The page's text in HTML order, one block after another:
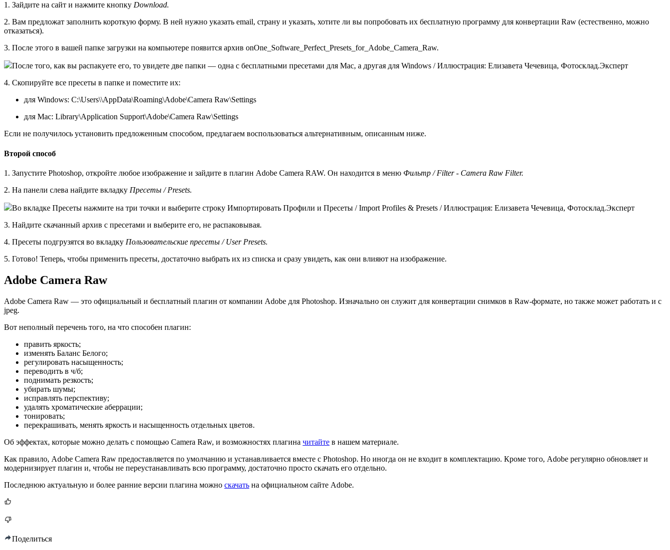
1. Зайдите на сайт и нажмите кнопку Download.
2. Вам предложат заполнить короткую форму. В ней нужно указать email, страну и указать, хотите ли вы попробовать их бесплатную программу для конвертации Raw (естественно, можно
отказаться).
3. После этого в вашей папке загрузки на компьютере появится архив onOne_Software_Perfect_Presets_for_Adobe_Camera_Raw.
После того, как вы распакуете его, то увидете две папки — одна с бесплатными пресетами для Mac, а другая для Windows / Иллюстрация: Елизавета Чечевица, Фотосклад.Эксперт
4. Скопируйте все пресеты в папке и поместите их:
для Windows: C:\Users\\AppData\Roaming\Adobe\Camera Raw\Settings
для Mac: Library\Application Support\Adobe\Camera Raw\Settings
Если не получилось установить предложенным способом, предлагаем воспользоваться альтернативным, описанным ниже.
Второй способ
1. Запустите Photoshop, откройте любое изображение и зайдите в плагин Adobe Camera RAW. Он находится в меню Фильтр / Filter - Camera Raw Filter.
2. На панели слева найдите вкладку Пресеты / Presets.
Во вкладке Пресеты нажмите на три точки и выберите строку Импортировать Профили и Пресеты / Import Profiles & Presets / Иллюстрация: Елизавета Чечевица, Фотосклад.Эксперт
3. Найдите скачанный архив с пресетами и выберите его, не распаковывая.
4. Пресеты подгрузятся во вкладку Пользовательские пресеты / User Presets.
5. Готово! Теперь, чтобы применить пресеты, достаточно выбрать их из списка и сразу увидеть, как они влияют на изображение.
Adobe Camera Raw
Adobe Camera Raw — это официальный и бесплатный плагин от компании Adobe для Photoshop. Изначально он служит для конвертации снимков в Raw-формате, но также может работать и с
jpeg.
Вот неполный перечень того, на что способен плагин:
править яркость;
изменять Баланс Белого;
регулировать насыщенность;
переводить в ч/б;
поднимать резкость;
убирать шумы;
исправлять перспективу;
удалять хроматические аберрации;
тонировать;
перекрашивать, менять яркость и насыщенность отдельных цветов.
Об эффектах, которые можно делать с помощью Camera Raw, и возможностях плагина читайте в нашем материале.
Как правило, Adobe Camera Raw предоставляется по умолчанию и устанавливается вместе с Photoshop. Но иногда он не входит в комплектацию. Кроме того, Adobe регулярно обновляет и
модернизирует плагин и, чтобы не переустанавливать всю программу, достаточно просто скачать его отдельно.
Последнюю актуальную и более ранние версии плагина можно скачать на официальном сайте Adobe.
Поделиться